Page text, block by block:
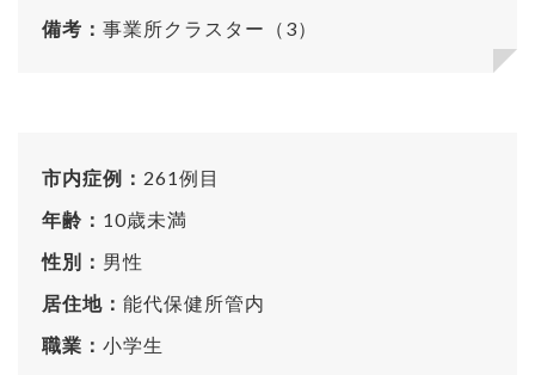
備考： 事業所クラスター（3）
市内症例： 261例目
年齢： 10歳未満
性別： 男性
居住地： 能代保健所管内
職業： 小学生